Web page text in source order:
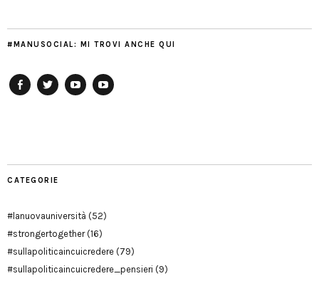
#MANUSOCIAL: MI TROVI ANCHE QUI
CATEGORIE
#lanuovauniversità (52)
#strongertogether(16)
#sullapoliticaincuicredere (79)
#sullapoliticaincuicredere_pensieri (9)